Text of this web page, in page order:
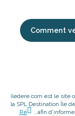
Comment
iledere.com est le site
la SPL Destination Île
Ré
, afin